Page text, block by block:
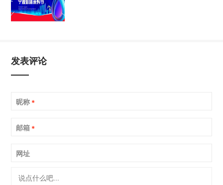
发表评论
昵称 *
邮箱 *
网址